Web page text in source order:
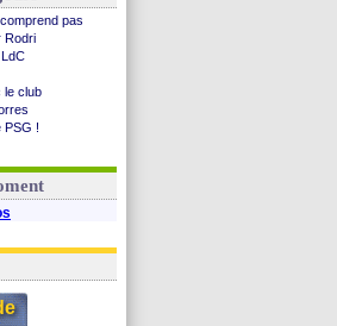
pas
Rodri
le club
PSG !